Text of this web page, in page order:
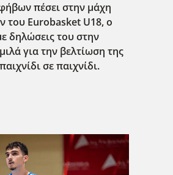
πέσει στην μάχη
του EurobasketU18, ο
δηλώσεις του στην
για την βελτίωση της
σε παιχνίδι.